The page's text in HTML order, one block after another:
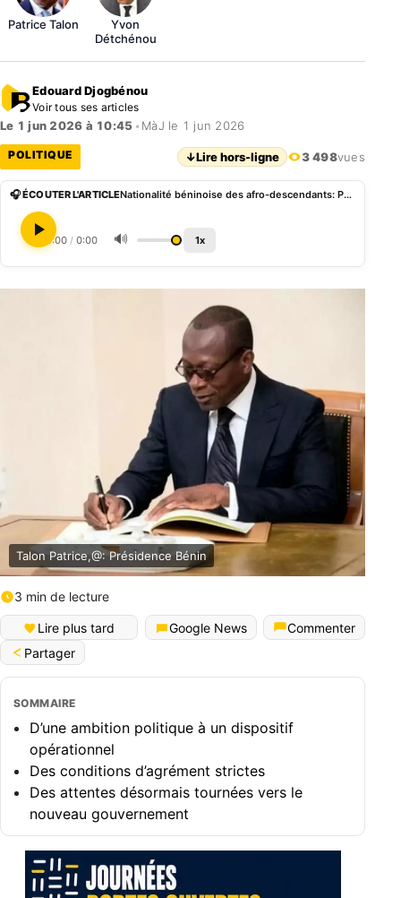
Patrice Talon
Yvon
Détchénou
Edouard Djogbénou
Voir tous ses articles
Le 1 jun 2026 à 10:45 • MàJ le 1 jun 2026
POLITIQUE ↓Lire hors-ligne 3 498vues
🎧 ÉCOUTER L'ARTICLE Nationalité béninoise des afro-descendants: Patrice Talon parachève l’architecture administrative avant son départ
0:00 / 0:00 🔊 1x
Talon Patrice,@: Présidence Bénin
3 min de lecture
Lire plus tard Google News
Commenter
Partager
SOMMAIRE
D’une ambition politique à un dispositif
opérationnel
Des conditions d’agrément strictes
Des attentes désormais tournées vers le
nouveau gouvernement